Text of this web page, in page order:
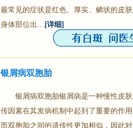
最常见的症状是红色、厚实、鳞状的皮
身体部位出… [详细]
银屑病双胞胎
银屑病双胞胎银屑病是一种慢性皮
传因素在其发病机制中起到了重要的作
而双胞胎之间的遗传性更加相似，因此